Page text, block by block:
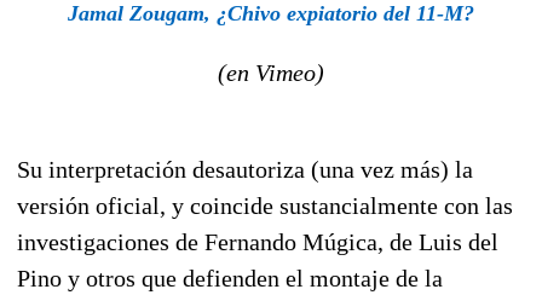
Jamal Zougam, ¿Chivo expiatorio del 11-M?
(en Vimeo)
Su interpretación desautoriza (una vez más) la
versión oficial, y coincide sustancialmente con las
investigaciones de Fernando Múgica, de Luis del
Pino y otros que defienden el montaje de la